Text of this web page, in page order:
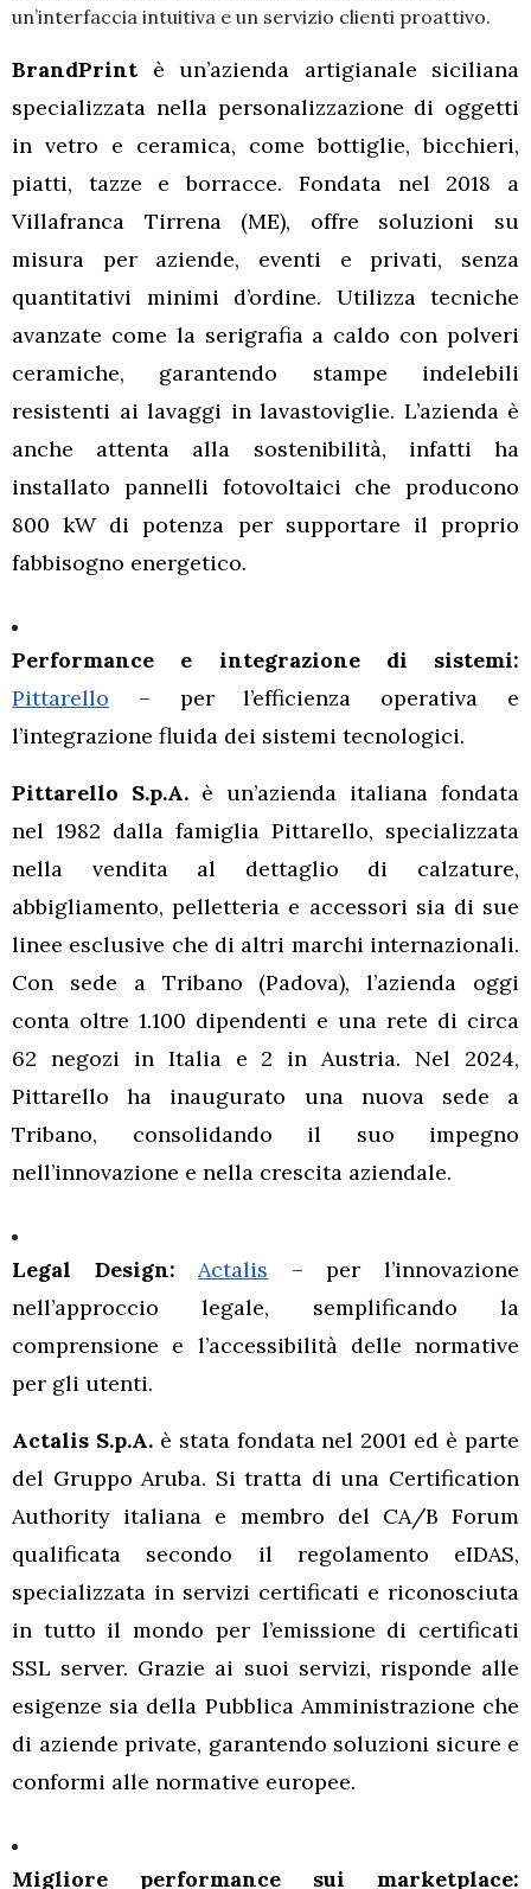
un’interfaccia intuitiva e un servizio clienti proattivo.
BrandPrint è un’azienda artigianale siciliana
specializzata nella personalizzazione di oggetti
in vetro e ceramica, come bottiglie, bicchieri,
piatti, tazze e borracce. Fondata nel 2018 a
Villafranca Tirrena (ME), offre soluzioni su
misura per aziende, eventi e privati, senza
quantitativi minimi d’ordine. Utilizza tecniche
avanzate come la serigrafia a caldo con polveri
ceramiche, garantendo stampe indelebili
resistenti ai lavaggi in lavastoviglie. L’azienda è
anche attenta alla sostenibilità, infatti ha
installato pannelli fotovoltaici che producono
800 kW di potenza per supportare il proprio
fabbisogno energetico.
Performance e integrazione di sistemi:
Pittarello – per l’efficienza operativa e
l’integrazione fluida dei sistemi tecnologici.
Pittarello S.p.A. è un’azienda italiana fondata
nel 1982 dalla famiglia Pittarello, specializzata
nella vendita al dettaglio di calzature,
abbigliamento, pelletteria e accessori sia di sue
linee esclusive che di altri marchi internazionali.
Con sede a Tribano (Padova), l’azienda oggi
conta oltre 1.100 dipendenti e una rete di circa
62 negozi in Italia e 2 in Austria. Nel 2024,
Pittarello ha inaugurato una nuova sede a
Tribano, consolidando il suo impegno
nell’innovazione e nella crescita aziendale.
Legal Design: Actalis – per l’innovazione
nell’approccio legale, semplificando la
comprensione e l’accessibilità delle normative
per gli utenti.
Actalis S.p.A. è stata fondata nel 2001 ed è parte
del Gruppo Aruba. Si tratta di una Certification
Authority italiana e membro del CA/B Forum
qualificata secondo il regolamento eIDAS,
specializzata in servizi certificati e riconosciuta
in tutto il mondo per l’emissione di certificati
SSL server. Grazie ai suoi servizi, risponde alle
esigenze sia della Pubblica Amministrazione che
di aziende private, garantendo soluzioni sicure e
conformi alle normative europee.
Migliore performance sui marketplace: